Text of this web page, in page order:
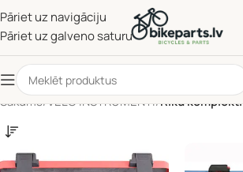
Pāriet uz navigāciju
Pāriet uz galveno saturu
Sākums/VELO INSTRUMENTI/Rīku komplekti